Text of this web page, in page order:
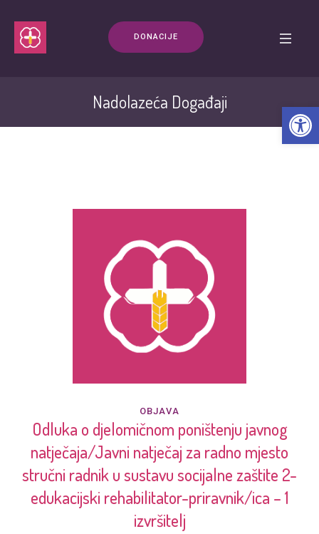
DONACIJE
Nadolazeća Događaji
OBJAVA
Odluka o djelomičnom poništenju javnog
natječaja/Javni natječaj za radno mjesto
stručni radnik u sustavu socijalne zaštite 2-
edukacijski rehabilitator-priravnik/ica – 1
izvršitelj